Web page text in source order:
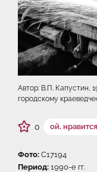
Автор: В.П. Капустин,
городскому
0 ой,
Фото: C17194
Период: 1990-e гг.